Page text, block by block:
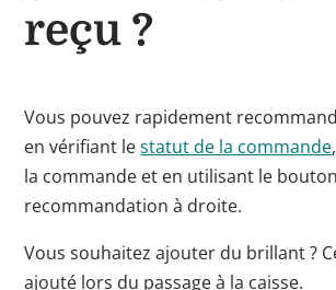
reçu ?
Vous pouvez rapidement
en vérifiant lestatut de la commande
la commande et en utilisant le
recommandation à droite.
Vous souhaitez ajouter du brillant ?
ajouté lors du passage à la caisse.